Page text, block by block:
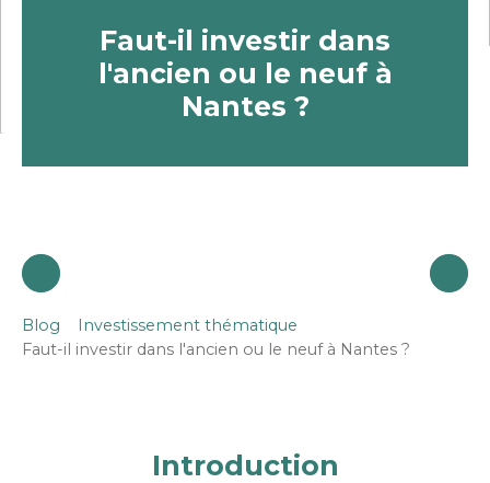
Faut-il investir dans
l'ancien ou le neuf à
Nantes ?
Blog
Investissement thématique
Faut-il investir dans l'ancien ou le neuf à Nantes ?
Introduction